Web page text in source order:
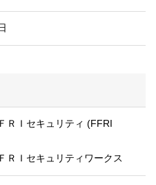
ＲＩセキュリティ (FFRI
ＲＩセキュリティワークス